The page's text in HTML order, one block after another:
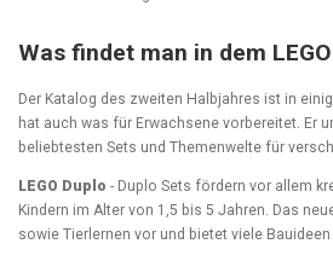
Was findet man in dem
Der Katalog des zweiten Halbjahres ist in
hat auch was für Erwachsene vorbereitet. Er
beliebtesten Sets und Themenwelte für
LEGO Duplo - Duplo Sets fördern vor allem
Kindern im Alter von 1,5 bis 5 Jahren. Das
sowie Tierlernen vor und bietet viele Bauideen